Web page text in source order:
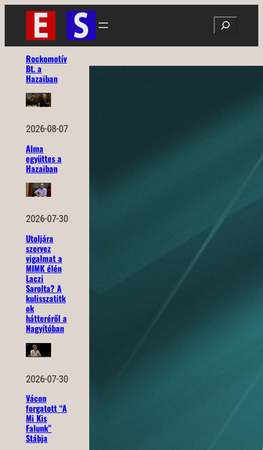
Ugrás
tartalomhoz
Search
Rockomotív
Bt. a
Hazaiban
2026-08-07
Alma
együttes a
Hazaiban
2026-07-30
Utoljára
szervez
vigalmat a
MIMK élén
Laczi
Sarolta? A
kulisszatitk
ok
hátteréről a
Nagyítóban
2026-07-30
Vácon
forgatott “A
Mi Kis
Falunk”
Stábja